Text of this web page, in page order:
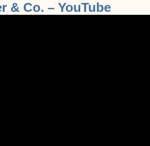
& Co. – YouTube